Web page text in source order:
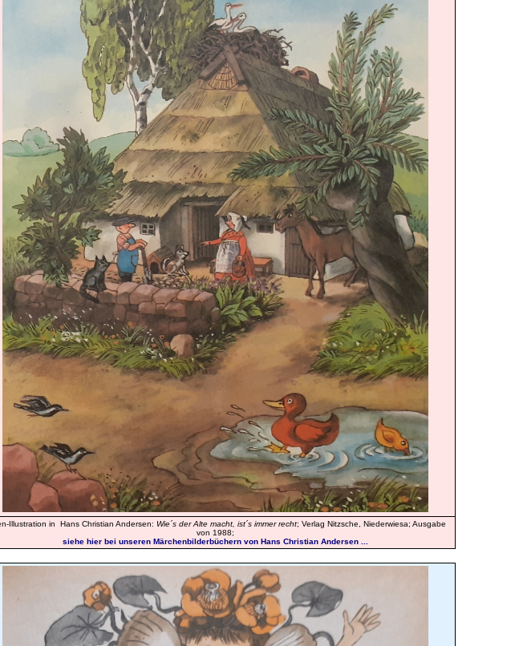
Illustration in Hans Christian Andersen: Wie´s der Alte macht, ist´s immer recht; Verlag Nitzsche, Niederwiesa; Ausgabe
von 1988;
siehe hier bei unseren Märchenbilderbüchern von Hans Christian Andersen ...